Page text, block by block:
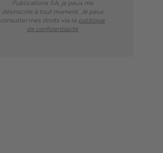
Publications SA, je peux me
désinscrire à tout moment. Je peux
consulter mes droits via la politique
de confidentialité